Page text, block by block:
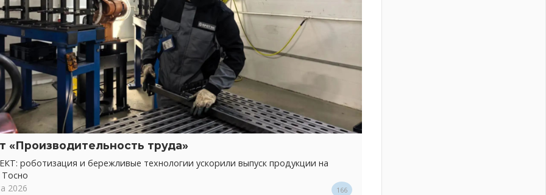
«Производительность труда»
роботизация и бережливые технологии ускорили выпуск продукции на
2026
166